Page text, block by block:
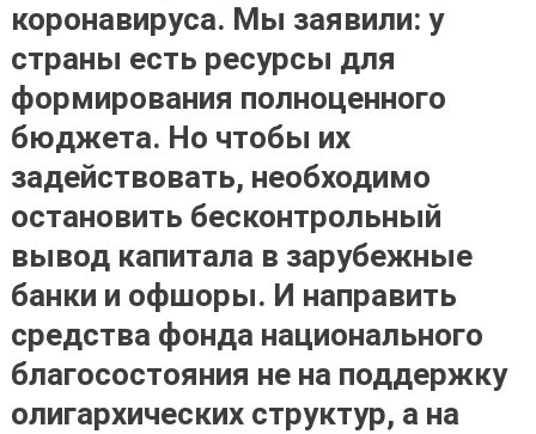
коронавируса. Мы заявили: у
страны есть ресурсы для
формирования полноценного
бюджета. Но чтобы их
задействовать, необходимо
остановить бесконтрольный
вывод капитала в зарубежные
банки и офшоры. И направить
средства фонда национального
благосостояния не на поддержку
олигархических структур, а на